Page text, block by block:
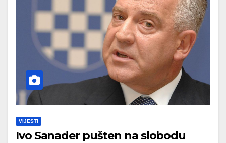
VIJESTI
Ivo Sanader pušten na slobodu